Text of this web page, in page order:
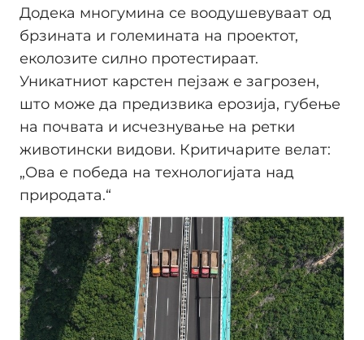
Додека многумина се воодушевуваат од
брзината и големината на проектот,
еколозите силно протестираат.
Уникатниот карстен пејзаж е загрозен,
што може да предизвика ерозија, губење
на почвата и исчезнување на ретки
животински видови. Критичарите велат:
„Ова е победа на технологијата над
природата.“